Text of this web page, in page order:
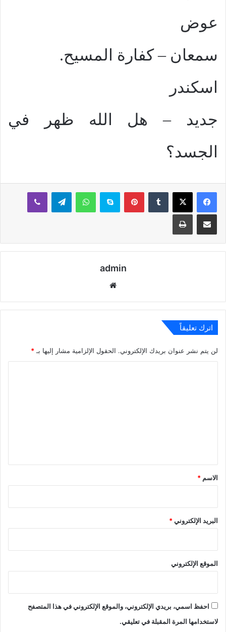
عوض
سمعان – كفارة المسيح.
اسكندر
جديد – هل الله ظهر في
الجسد؟
بينتيريستسكايب واتساب تيلقرام ڤايبر
مشاركة عبر البريد طباعة
admin
اترك تعليقاً
لن يتم نشر عنوان بريدك الإلكتروني. الحقول الإلزامية مشار إليها بـ *
*
الاسم *
البريد الإلكتروني*
الموقع الإلكتروني
احفظ اسمي، بريدي الإلكتروني، والموقع الإلكتروني في هذا المتصفح
لاستخدامها المرة المقبلة في تعليقي.